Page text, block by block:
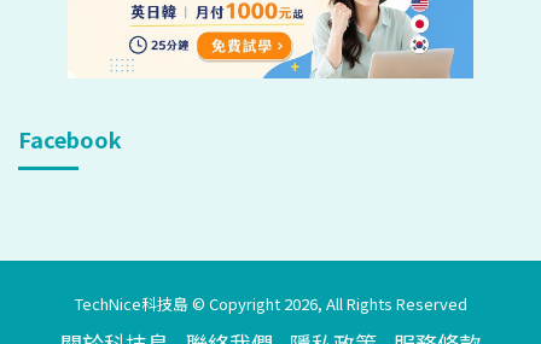
Facebook
TechNice科技島 © Copyright 2026, All Rights Reserved